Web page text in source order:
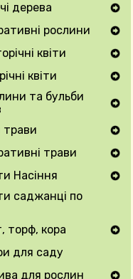
дерева
Navigation Menu
рослини
Navigation Menu
квіти
Navigation Menu
квіти
Navigation Menu
та бульби
Navigation Menu
трави
Navigation Menu
трави
Navigation Menu
Насіння
Navigation Menu
саджанці по
торф, кора
Navigation Menu
для саду
для рослин